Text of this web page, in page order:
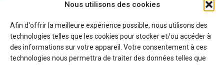
Nous utilisons des cookies
Afin d'offrir la meilleure expérience possible, nous utilisons des
technologies telles que les cookies pour stocker et/ou accéder à
des informations sur votre appareil. Votre consentement à ces
technologies nous permettra de traiter des données telles que
ENGLISH
Cette ressource est réalisée grâce au soutien financier du gouvernement de
l’Ontario et du gouvernement duCanada par l’entremise du ministère du